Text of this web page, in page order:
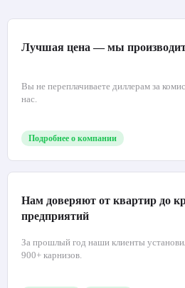
Лучшая цена — мы
Вы не переплачиваете диллерам за
нас.
Подробнее о компании
Нам доверяют от квартир до
предприятий
За прошлый год наши клиенты
900+ карнизов.